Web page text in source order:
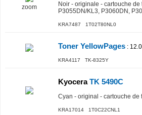
zoom
Noir - originale - cartouche
P3055DN/KL3, P3060DN,
KRA7487 1T02T80NL0
Toner YellowPages :
KRA4117 TK-8325Y
KyoceraTK 5490C
Cyan - original - cartouche de
KRA17014 1T0C22CNL1